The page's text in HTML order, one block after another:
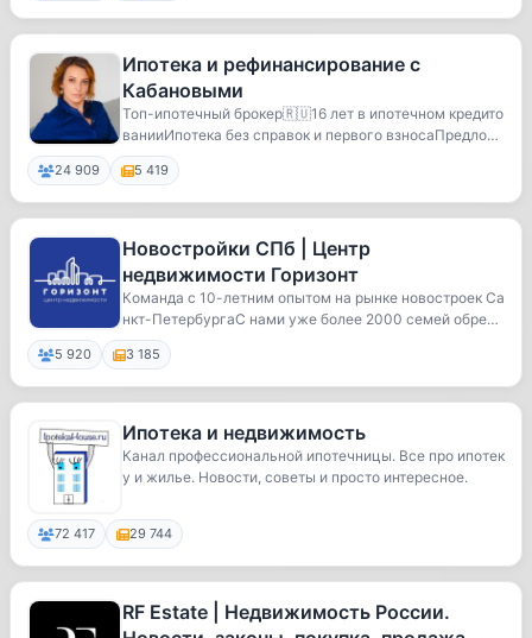
Ипотека и рефинансирование с
Кабановыми
Топ-ипотечный брокер🇷🇺16 лет в ипотечном кредито
ванииИпотека без справок и первого взносаПредлож
у...
24 909 5 419
Новостройки СПб | Центр
недвижимости Горизонт
Команда с 10-летним опытом на рынке новостроек Са
нкт-ПетербургаС нами уже более 2000 семей обрел
и...
5 920 3 185
Ипотека и недвижимость
Канал профессиональной ипотечницы. Все про ипотек
у и жилье. Новости, советы и просто интересное.
72 417 29 744
RF Estate | Недвижимость России.